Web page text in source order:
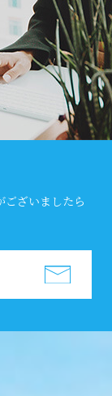
ございましたら